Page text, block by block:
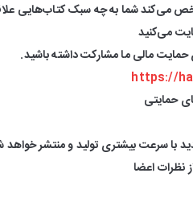
می‌کند شما به چه سبک کتاب‌هایی
می‌کنید
حمایت مالی ما مشارکت داشته باشید.
https://
حمایتی
با سرعت بیشتری تولید و منتشر خواهد
نظرات اعضا